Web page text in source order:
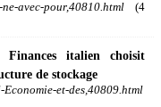
avec-pour,40810.html (4
italien choisit
de stockage
et-des,40809.html